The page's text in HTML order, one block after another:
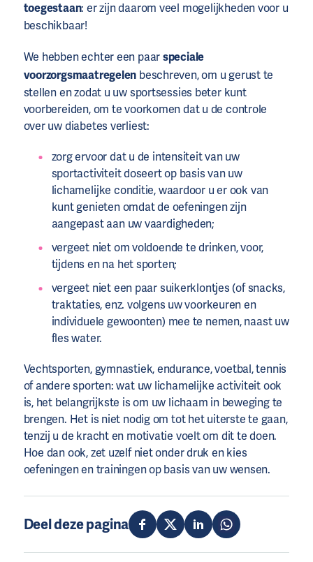
toegestaan: er zijn daarom veel mogelijkheden voor u
beschikbaar!
We hebben echter een paarspeciale
voorzorgsmaatregelen beschreven, om u gerust te
stellen en zodat u uw sportsessies beter kunt
voorbereiden, om te voorkomen dat u de controle
over uw diabetes verliest:
zorg ervoor dat u de intensiteit van uw
sportactiviteit doseert op basis van uw
lichamelijke conditie, waardoor u er ook van
kunt genieten omdat de oefeningen zijn
aangepast aan uw vaardigheden;
vergeet niet om voldoende te drinken, voor,
tijdens en na het sporten;
vergeet niet een paar suikerklontjes (of snacks,
traktaties, enz. volgens uw voorkeuren en
individuele gewoonten) mee te nemen, naast uw
fles water.
Vechtsporten, gymnastiek, endurance, voetbal, tennis
of andere sporten: wat uw lichamelijke activiteit ook
is, het belangrijkste is om uw lichaam in beweging te
brengen. Het is niet nodig om tot het uiterste te gaan,
tenzij u de kracht en motivatie voelt om dit te doen.
Hoe dan ook, zet uzelf niet onder druk en kies
oefeningen en trainingen op basis van uw wensen.
Deel deze pagina